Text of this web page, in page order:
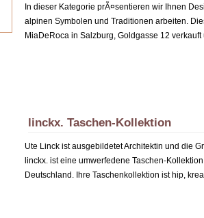
In dieser Kategorie prÃ¤sentieren wir Ihnen
alpinen Symbolen und Traditionen arbeiten.
MiaDeRoca in Salzburg, Goldgasse 12
linckx. Taschen-Kollektion
Ute Linck ist ausgebildetet Architektin und die
linckx. ist eine umwerfedene Taschen-
Deutschland. Ihre Taschenkollektion ist hip,